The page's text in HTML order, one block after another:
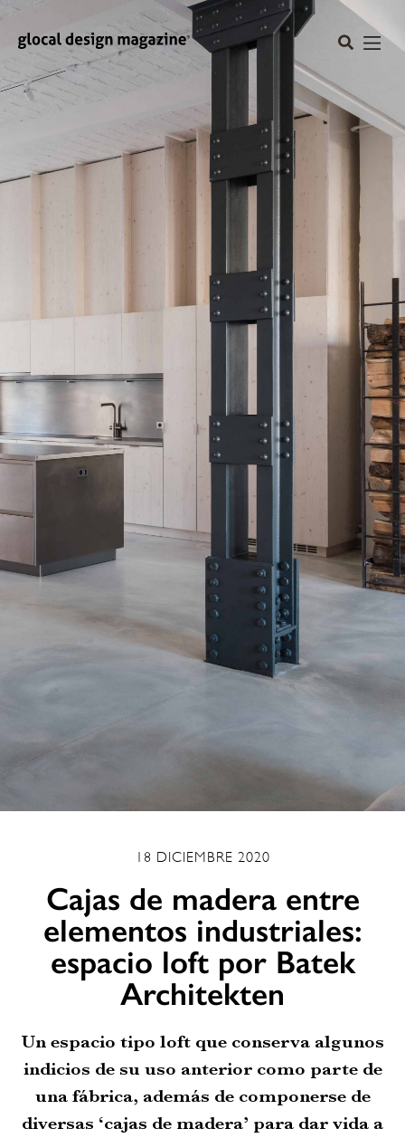
18 DICIEMBRE 2020
Cajas de madera entre
elementos industriales:
espacio loft por Batek
Architekten
Un espacio tipo loft que conserva algunos
indicios de su uso anterior como parte de
una fábrica, además de componerse de
diversas ‘cajas de madera’ para dar vida a